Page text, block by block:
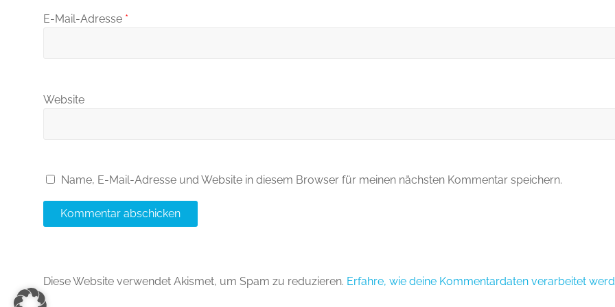
E-Mail-Adresse *
Website
Name, E-Mail-Adresse und Website in diesem Browser für meinen nächsten Kommentar speichern.
Diese Website verwendet Akismet, um Spam zu reduzieren. Erfahre, wie deine Kommentardaten verarbeitet